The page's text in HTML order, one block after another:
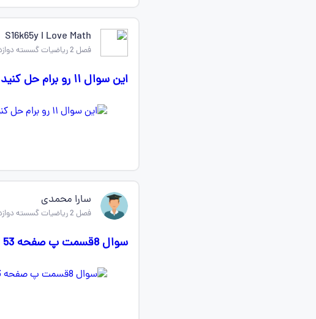
S16k65y I Love Math
فصل 2 ریاضیات گسسته دوازدهم
این سوال ۱۱ رو برام حل کنید چجوری حل میشه؟
سارا محمدی
فصل 2 ریاضیات گسسته دوازدهم
سوال 8قسمت پ صفحه 53